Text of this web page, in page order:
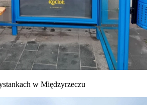
w Międzyrzeczu